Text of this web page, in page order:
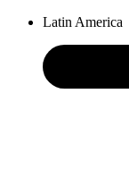
Latin America